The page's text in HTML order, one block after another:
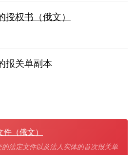
授权书（俄文）
报关单副本
（俄文）
法定文件以及法人实体的首次报关单